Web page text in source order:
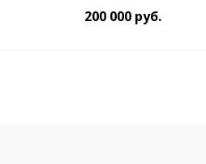
200 000руб.